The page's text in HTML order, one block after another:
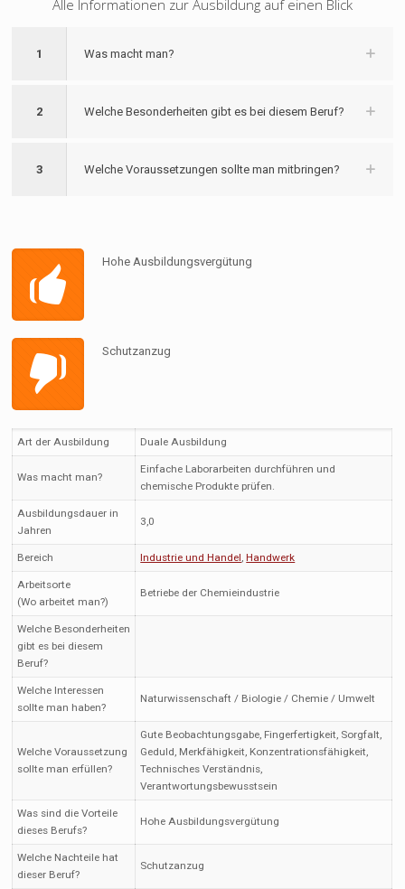
Alle Informationen zur Ausbildung auf einen Blick
1 Was macht man?
2 Welche Besonderheiten gibt es bei diesem Beruf?
3 Welche Voraussetzungen sollte man mitbringen?
Hohe Ausbildungsvergütung
Schutzanzug
Art der Ausbildung Duale Ausbildung
Was macht man?
Einfache Laborarbeiten durchführen und
chemische Produkte prüfen.
Ausbildungsdauer in
Jahren
3,0
Bereich Industrie und Handel,Handwerk
Arbeitsorte
(Wo arbeitet man?)
Betriebe der Chemieindustrie
Welche Besonderheiten
gibt es bei diesem
Beruf?
Welche Interessen
sollte man haben?
Naturwissenschaft / Biologie / Chemie / Umwelt
Welche Voraussetzung
sollte man erfüllen?
Gute Beobachtungsgabe, Fingerfertigkeit, Sorgfalt,
Geduld, Merkfähigkeit, Konzentrationsfähigkeit,
Technisches Verständnis,
Verantwortungsbewusstsein
Was sind die Vorteile
dieses Berufs?
Hohe Ausbildungsvergütung
Welche Nachteile hat
dieser Beruf?
Schutzanzug